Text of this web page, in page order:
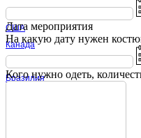
Африка
США
Канада
Бразилия
Дата мероприятия
На какую дату нужен
Кого нужно одеть,